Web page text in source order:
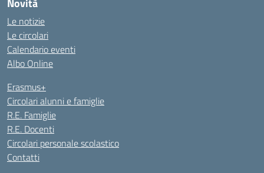
Novità
Le notizie
Le circolari
Calendario eventi
Albo Online
Erasmus+
Circolari alunni e famiglie
R.E. Famiglie
R.E. Docenti
Circolari personale scolastico
Contatti